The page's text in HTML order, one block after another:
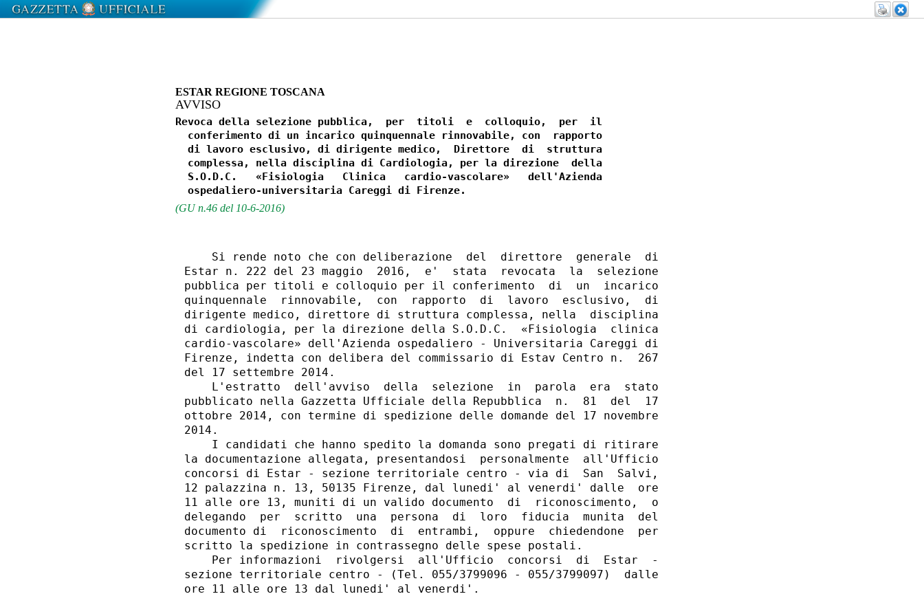
ESTAR REGIONE TOSCANA
AVVISO
Revoca della selezione pubblica,  per  titoli  e  colloquio,  per  il
  conferimento di un incarico quinquennale rinnovabile, con  rapporto
  di lavoro esclusivo, di dirigente medico,  Direttore  di  struttura
  complessa, nella disciplina di Cardiologia, per la direzione  della
  S.O.D.C.   «Fisiologia   Clinica   cardio-vascolare»   dell'Azienda
(GU n.46 del 10-6-2016)
    Si rende noto che con deliberazione  del  direttore  generale  di
Estar n. 222 del 23 maggio  2016,  e'  stata  revocata  la  selezione
pubblica per titoli e colloquio per il conferimento  di  un  incarico
quinquennale  rinnovabile,  con  rapporto  di  lavoro  esclusivo,  di
dirigente medico, direttore di struttura complessa, nella  disciplina
di cardiologia, per la direzione della S.O.D.C.  «Fisiologia  clinica
cardio-vascolare» dell'Azienda ospedaliero - Universitaria Careggi di
Firenze, indetta con delibera del commissario di Estav Centro n.  267
del 17 settembre 2014.
    L'estratto  dell'avviso  della  selezione  in  parola  era  stato
pubblicato nella Gazzetta Ufficiale della Repubblica  n.  81  del  17
ottobre 2014, con termine di spedizione delle domande del 17 novembre
2014.
    I candidati che hanno spedito la domanda sono pregati di ritirare
la documentazione allegata, presentandosi  personalmente  all'Ufficio
concorsi di Estar - sezione territoriale centro - via di  San  Salvi,
12 palazzina n. 13, 50135 Firenze, dal lunedi' al venerdi' dalle  ore
11 alle ore 13, muniti di un valido documento  di  riconoscimento,  o
delegando  per  scritto  una  persona  di  loro  fiducia  munita  del
documento di  riconoscimento  di  entrambi,  oppure  chiedendone  per
scritto la spedizione in contrassegno delle spese postali.
    Per informazioni  rivolgersi  all'Ufficio  concorsi  di  Estar  -
sezione territoriale centro - (Tel. 055/3799096 - 055/3799097)  dalle
ore 11 alle ore 13 dal lunedi' al venerdi'.